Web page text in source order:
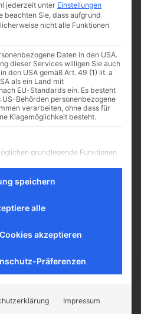
und
jederzeit unter Einstellungen
beachten Sie, dass aufgrund
nicht alle Funktionen
Daten in den USA.
dieser Services willigen Sie auch
den USA gemäß Art. 49 (1) lit. a
als ein Land mit
EU-Standards ein. Es besteht
Behörden personenbezogene
verarbeiten, ohne dass für
Klagemöglichkeit besteht.
Gruppen, für die eine
grundlegende Funktionen
wie unsere Besucher mit unserer
Wenn externe Services
speichern
alle
akzeptieren
Präferenzen
Impressum